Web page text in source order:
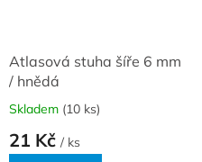
Atlasová stuha šíře 6 mm
/ hnědá
Skladem (10 ks)
21 Kč / ks